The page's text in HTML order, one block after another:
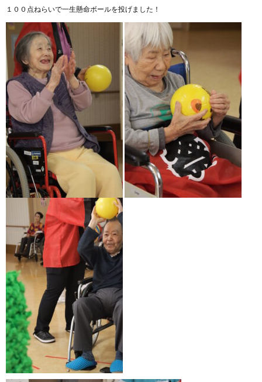
１００点ねらいで一生懸命ボールを投げました！